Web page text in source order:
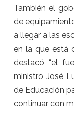
También el
de
a llegar a las
en la que está
destacó “el
ministro José
de Educación
continuar con